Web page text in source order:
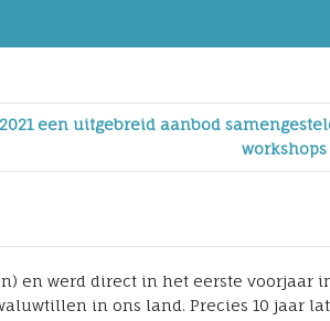
een uitgebreid aanbod
en werd direct in het eerste voorjaar
in ons land. Precies 10 jaar